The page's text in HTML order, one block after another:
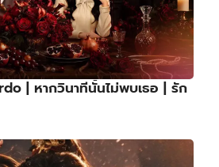
| หากวินาทีนั้นไม่พบเธอ | รัก